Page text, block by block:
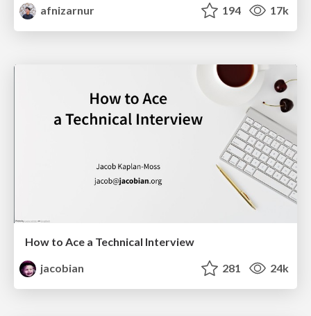
afnizarnur
194 17k
How to Ace a Technical Interview
jacobian
281 24k